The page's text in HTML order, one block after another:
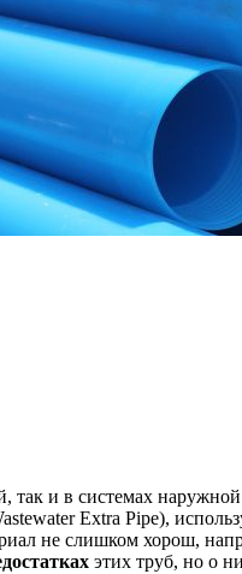
так и в системах
Extra Pipe),
не слишком хорош,
этих труб, но о